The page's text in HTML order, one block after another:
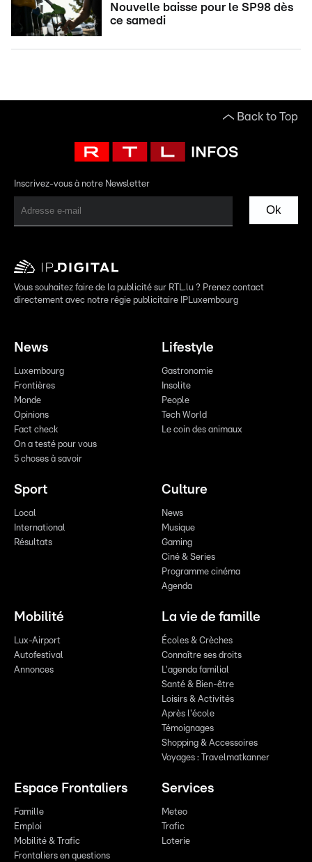
Nouvelle baisse pour le SP98 dès
ce samedi
Back to Top
Inscrivez-vous à notre Newsletter
Ok
Vous souhaitez faire de la publicité sur RTL.lu ? Prenez contact
directement avec notre régie publicitaire IPLuxembourg
News
Luxembourg
Frontières
Monde
Opinions
Fact check
On a testé pour vous
5 choses à savoir
Lifestyle
Gastronomie
Insolite
People
Tech World
Le coin des animaux
Sport
Local
International
Résultats
Culture
News
Musique
Gaming
Ciné & Series
Programme cinéma
Agenda
Mobilité
Lux-Airport
Autofestival
Annonces
La vie de famille
Écoles & Crèches
Connaître ses droits
L'agenda familial
Santé & Bien-être
Loisirs & Activités
Après l'école
Témoignages
Shopping & Accessoires
Voyages : Travelmatkanner
Espace Frontaliers
Famille
Emploi
Mobilité & Trafic
Frontaliers en questions
Services
Meteo
Trafic
Loterie